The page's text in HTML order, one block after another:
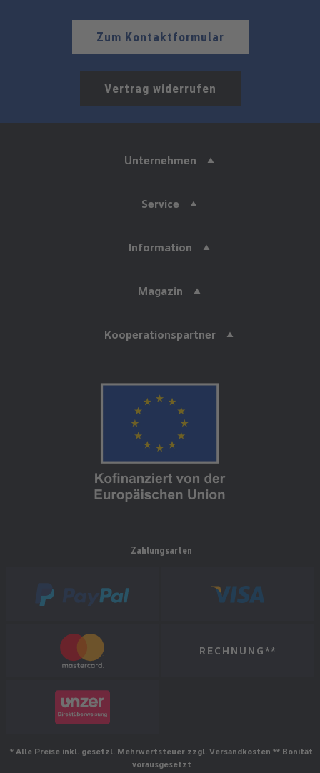
Zum Kontaktformular
Vertrag widerrufen
Unternehmen
Service
Information
Magazin
Kooperationspartner
Zahlungsarten
RECHNUNG**
* Alle Preise inkl. gesetzl. Mehrwertsteuer zzgl. Versandkosten ** Bonität
vorausgesetzt